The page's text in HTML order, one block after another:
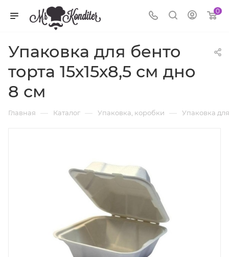
0
Упаковка для бенто
торта 15х15х8,5 см дно
8 см
Главная — Каталог — Упаковка, коробки — Упаковка